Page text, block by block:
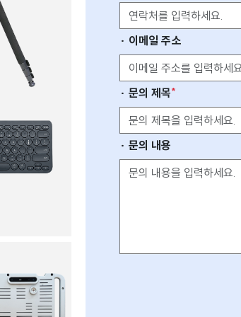
· 이메일 주소
· 문의 제목*
· 문의 내용